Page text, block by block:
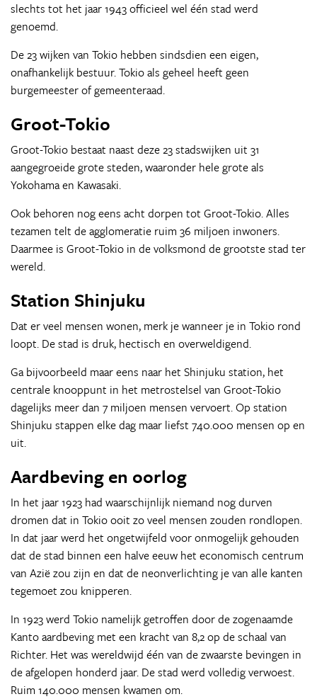
slechts tot het jaar 1943 officieel wel één stad werd
genoemd.
De 23 wijken van Tokio hebben sindsdien een eigen,
onafhankelijk bestuur. Tokio als geheel heeft geen
burgemeester of gemeenteraad.
Groot-Tokio
Groot-Tokio bestaat naast deze 23 stadswijken uit 31
aangegroeide grote steden, waaronder hele grote als
Yokohama en Kawasaki.
Ook behoren nog eens acht dorpen tot Groot-Tokio. Alles
tezamen telt de agglomeratie ruim 36 miljoen inwoners.
Daarmee is Groot-Tokio in de volksmond de grootste stad ter
wereld.
Station Shinjuku
Dat er veel mensen wonen, merk je wanneer je in Tokio rond
loopt. De stad is druk, hectisch en overweldigend.
Ga bijvoorbeeld maar eens naar het Shinjuku station, het
centrale knooppunt in het metrostelsel van Groot-Tokio
dagelijks meer dan 7 miljoen mensen vervoert. Op station
Shinjuku stappen elke dag maar liefst 740.000 mensen op en
uit.
Aardbeving en oorlog
In het jaar 1923 had waarschijnlijk niemand nog durven
dromen dat in Tokio ooit zo veel mensen zouden rondlopen.
In dat jaar werd het ongetwijfeld voor onmogelijk gehouden
dat de stad binnen een halve eeuw het economisch centrum
van Azië zou zijn en dat de neonverlichting je van alle kanten
tegemoet zou knipperen.
In 1923 werd Tokio namelijk getroffen door de zogenaamde
Kanto aardbeving met een kracht van 8,2 op de schaal van
Richter. Het was wereldwijd één van de zwaarste bevingen in
de afgelopen honderd jaar. De stad werd volledig verwoest.
Ruim 140.000 mensen kwamen om.